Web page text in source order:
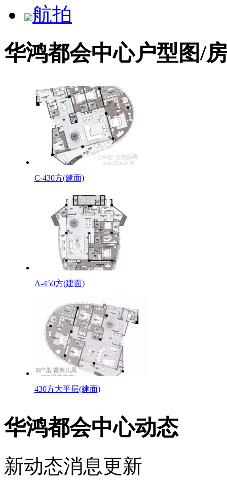
航拍
华鸿都会中心户型图/
C-430方(建面)
A-450方(建面)
430方大平层(建面)
华鸿都会中心动态
新动态消息更新